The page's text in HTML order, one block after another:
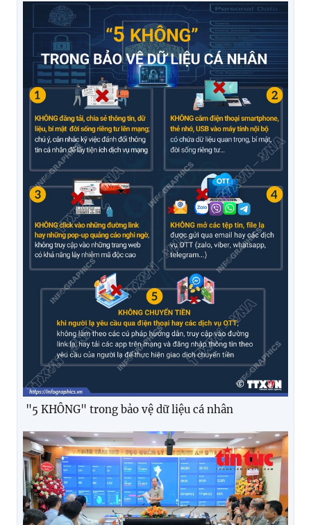
"5 KHÔNG" trong bảo vệ dữ liệu cá nhân